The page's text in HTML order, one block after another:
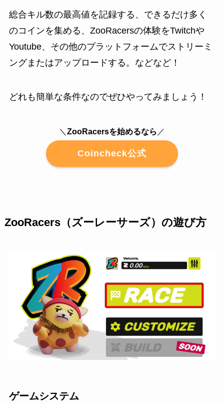
総合キル数の最高値を記録する、できるだけ多く
のコインを集める、ZooRacersの体験をTwitchや
Youtube、その他のプラットフォームでストリーミ
ングまたはアップロードする。などなど！
どれも簡単な条件なのでぜひやってみましょう！
＼ ZooRacersを始めるなら ／
Coincheck公式
ZooRacers（ズーレーサーズ）の遊び方
ゲームシステム